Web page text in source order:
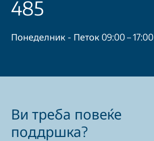
485
Понеделник - Петок 09:00 – 17:00
Ви треба повеќе
поддршка?